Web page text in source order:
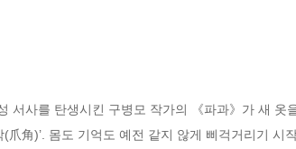
서사를 탄생시킨 구병모 작가의 《파과》가 새 옷
爪角)’. 몸도 기억도 예전 같지 않게 삐걱거리기 시